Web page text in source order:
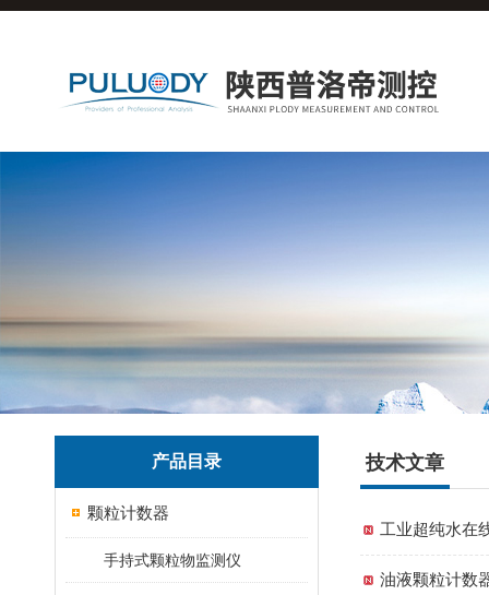
产品目录
颗粒计数器
手持式颗粒物监测仪
技术文章
工业超纯水在
油液颗粒计数